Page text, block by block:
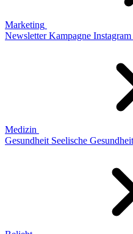
Marketing
Newsletter Kampagne Instagram
Medizin
Gesundheit Seelische Gesundheit